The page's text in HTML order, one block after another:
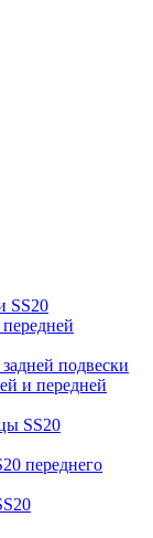
SS20
подвески
и передней
SS20
переднего